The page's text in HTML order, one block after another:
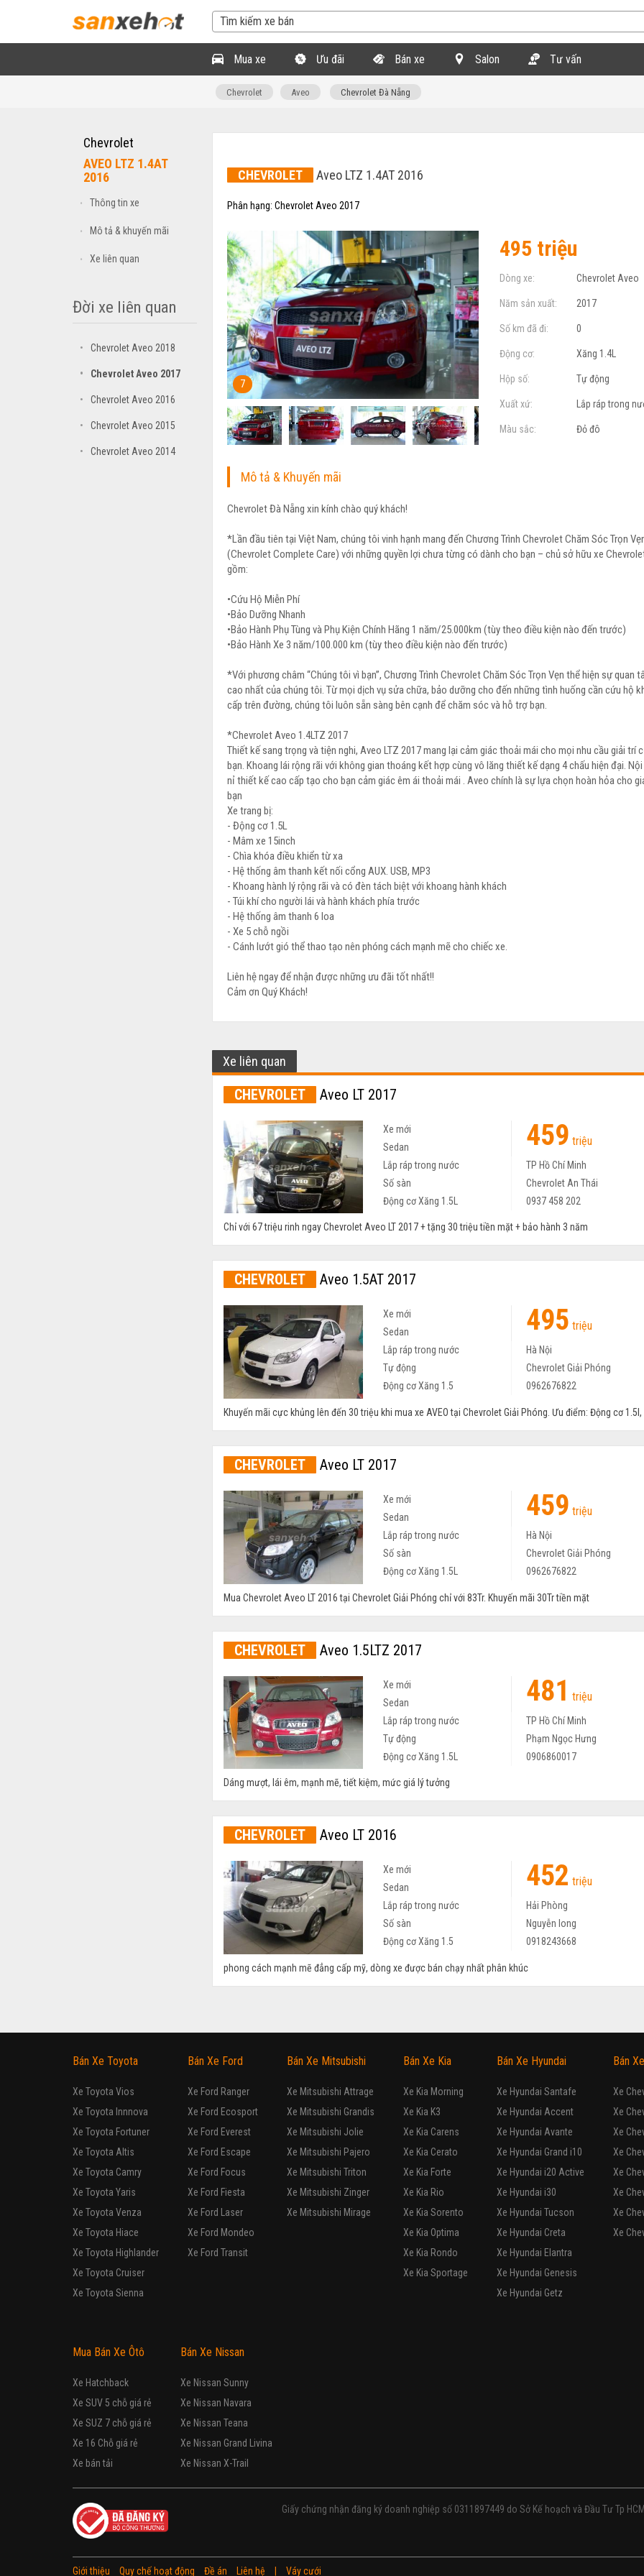
Mua xe Ưu đãi Bán xe Salon Tư vấn
Chevrolet Aveo Chevrolet Đà Nẵng
Chevrolet
AVEO LTZ 1.4AT
2016
• Thông tin xe
• Mô tả & khuyến mãi
• Xe liên quan
Đời xe liên quan
• Chevrolet Aveo 2018
• Chevrolet Aveo 2017
• Chevrolet Aveo 2016
• Chevrolet Aveo 2015
• Chevrolet Aveo 2014
CHEVROLET Aveo LTZ 1.4AT 2016
Phân hạng: Chevrolet Aveo 2017
7
495 triệu
Dòng xe: Chevrolet Aveo
Năm sản xuất: 2017
Số km đã đi: 0
Động cơ: Xăng 1.4L
Hộp số: Tự động
Xuất xứ: Lắp ráp trong
Màu sắc: Đỏ đô
Mô tả & Khuyến mãi
Chevrolet Đà Nẵng xin kính chào quý khách!
*Lần đầu tiên tại Việt Nam, chúng tôi vinh hạnh mang đến Chương Trình Chevrolet Chăm Sóc Trọn
(Chevrolet Complete Care) với những quyền lợi chưa từng có dành cho bạn – chủ sở hữu xe
gồm:
•Cứu Hộ Miễn Phí
•Bảo Dưỡng Nhanh
•Bảo Hành Phụ Tùng và Phụ Kiện Chính Hãng 1 năm/25.000km (tùy theo điều kiện nào đến trước)
•Bảo Hành Xe 3 năm/100.000 km (tùy theo điều kiện nào đến trước)
*Với phương châm “Chúng tôi vì bạn”, Chương Trình Chevrolet Chăm Sóc Trọn Vẹn thể hiện sự quan
cao nhất của chúng tôi. Từ mọi dịch vụ sửa chữa, bảo dưỡng cho đến những tình huống cần cứu hộ
cấp trên đường, chúng tôi luôn sẵn sàng bên cạnh để chăm sóc và hỗ trợ bạn.
*Chevrolet Aveo 1.4LTZ 2017
Thiết kế sang trọng và tiện nghi, Aveo LTZ 2017 mang lại cảm giác thoải mái cho mọi nhu cầu giải trí
bạn. Khoang lái rộng rãi với không gian thoáng kết hợp cùng vô lăng thiết kế dạng 4 chấu hiện đại.
nỉ thiết kế cao cấp tạo cho bạn cảm giác êm ái thoải mái . Aveo chính là sự lựa chọn hoàn hỏa cho
bạn
Xe trang bị:
- Động cơ 1.5L
- Mâm xe 15inch
- Chìa khóa điều khiển từ xa
- Hệ thống âm thanh kết nối cổng AUX. USB, MP3
- Khoang hành lý rộng rãi và có đèn tách biệt với khoang hành khách
- Túi khí cho người lái và hành khách phía trước
- Hệ thống âm thanh 6 loa
- Xe 5 chỗ ngồi
- Cánh lướt gió thể thao tạo nên phóng cách mạnh mẽ cho chiếc xe.
Liên hệ ngay để nhận được những ưu đãi tốt nhất!!
Cảm ơn Quý Khách!
Xe liên quan
CHEVROLET Aveo LT 2017
Xe mới 459 triệu
Sedan
Lắp ráp trong nước
TP Hồ Chí Minh
Số sàn
Chevrolet An Thái
Động cơ Xăng 1.5L
0937 458 202
Chỉ với 67 triệu rinh ngay Chevrolet Aveo LT 2017 + tặng 30 triệu tiền mặt + bảo hành 3 năm
CHEVROLET Aveo 1.5AT 2017
Xe mới 495 triệu
Sedan
Lắp ráp trong nước
Hà Nội
Tự động
Chevrolet Giải Phóng
Động cơ Xăng 1.5
0962676822
Khuyến mãi cực khủng lên đến 30 triệu khi mua xe AVEO tại Chevrolet Giải Phóng. Ưu điểm: Động cơ 1.5l,
CHEVROLET Aveo LT 2017
Xe mới 459 triệu
Sedan
Lắp ráp trong nước
Hà Nội
Số sàn
Chevrolet Giải Phóng
Động cơ Xăng 1.5L
0962676822
Mua Chevrolet Aveo LT 2016 tại Chevrolet Giải Phóng chỉ với 83Tr. Khuyến mãi 30Tr tiền mặt
CHEVROLET Aveo 1.5LTZ 2017
Xe mới 481 triệu
Sedan
Lắp ráp trong nước
TP Hồ Chí Minh
Tự động
Phạm Ngọc Hưng
Động cơ Xăng 1.5L
0906860017
Dáng mượt, lái êm, mạnh mẽ, tiết kiệm, mức giá lý tưởng
CHEVROLET Aveo LT 2016
Xe mới 452 triệu
Sedan
Lắp ráp trong nước
Hải Phòng
Số sàn
Nguyễn long
Động cơ Xăng 1.5
0918243668
phong cách mạnh mẽ đẳng cấp mỹ, dòng xe được bán chạy nhất phân khúc
Bán Xe Toyota
Xe Toyota Vios
Xe Toyota Innnova
Xe Toyota Fortuner
Xe Toyota Altis
Xe Toyota Camry
Xe Toyota Yaris
Xe Toyota Venza
Xe Toyota Hiace
Xe Toyota Highlander
Xe Toyota Cruiser
Xe Toyota Sienna
Bán Xe Ford
Xe Ford Ranger
Xe Ford Ecosport
Xe Ford Everest
Xe Ford Escape
Xe Ford Focus
Xe Ford Fiesta
Xe Ford Laser
Xe Ford Mondeo
Xe Ford Transit
Bán Xe Mitsubishi
Xe Mitsubishi Attrage
Xe Mitsubishi Grandis
Xe Mitsubishi Jolie
Xe Mitsubishi Pajero
Xe Mitsubishi Triton
Xe Mitsubishi Zinger
Xe Mitsubishi Mirage
Bán Xe Kia
Xe Kia Morning
Xe Kia K3
Xe Kia Carens
Xe Kia Cerato
Xe Kia Forte
Xe Kia Rio
Xe Kia Sorento
Xe Kia Optima
Xe Kia Rondo
Xe Kia Sportage
Bán Xe Hyundai
Xe Hyundai Santafe
Xe Hyundai Accent
Xe Hyundai Avante
Xe Hyundai Grand i10
Xe Hyundai i20 Active
Xe Hyundai i30
Xe Hyundai Tucson
Xe Hyundai Creta
Xe Hyundai Elantra
Xe Hyundai Genesis
Xe Hyundai Getz
Bán
Xe
Xe
Xe
Xe
Xe
Xe
Xe
Xe
Mua Bán Xe Ôtô
Xe Hatchback
Xe SUV 5 chỗ giá rẻ
Xe SUZ 7 chỗ giá rẻ
Xe 16 Chỗ giá rẻ
Xe bán tải
Bán Xe Nissan
Xe Nissan Sunny
Xe Nissan Navara
Xe Nissan Teana
Xe Nissan Grand Livina
Xe Nissan X-Trail
Giấy chứng nhận đăng ký doanh nghiệp số 0311897449 do Sở Kế hoạch và Đầu Tư Tp
Giới thiệu Quy chế hoạt động Đề án Liên hệ Váy cưới